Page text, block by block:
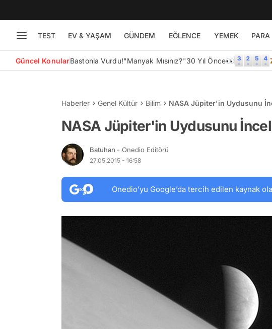
TEST EV & YAŞAM GÜNDEM EĞLENCE YEMEK PARA
Güncel KonularBastonla Vurdu!"Manyak Mısınız?"30 Yıl Önce👀
Haberler Genel Kültür Bilim NASA Jüpiter'in Uydusunu
NASA Jüpiter'in Uydusunu
Batuhan - Onedio Editörü
27.05.2015 - 16:58
Onedio’yu Google’da tercih edilen kaynak